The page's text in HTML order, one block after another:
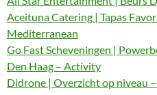
Aceituna Catering | Tapas
Mediterranean
Go Fast Scheveningen |
Den Haag – Activity
Didrone | Overzicht op niveau